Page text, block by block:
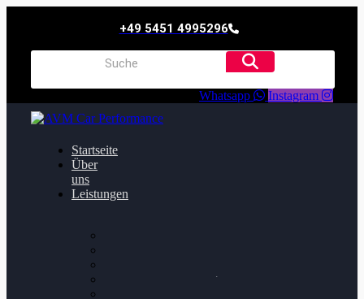
+49 5451 4995296
Whatsapp Instagram
Startseite
Über
uns
Leistungen
Getriebeoptimierung